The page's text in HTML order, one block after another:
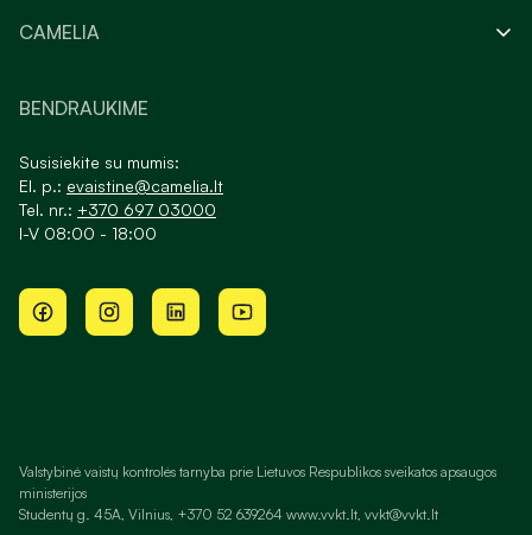
CAMELIA
BENDRAUKIME
Susisiekite su mumis:
El. p.: evaistine@camelia.lt
Tel. nr.: +370 697 03000
I-V 08:00 - 18:00
Valstybinė vaistų kontrolės tarnyba prie Lietuvos Respublikos sveikatos apsaugos
ministerijos
Studentų g. 45A, Vilnius, +370 52 639264 www.vvkt.lt, vvkt@vvkt.lt